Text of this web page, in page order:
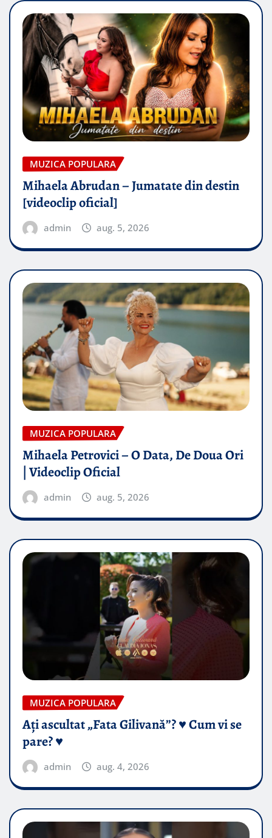
MUZICA POPULARA
Mihaela Abrudan – Jumatate din destin
[videoclip oficial]
admin aug. 5, 2026
MUZICA POPULARA
Mihaela Petrovici – O Data, De Doua Ori
| Videoclip Oficial
admin aug. 5, 2026
MUZICA POPULARA
Ați ascultat „Fata Gilivană”? ♥️ Cum vi se
pare? ♥️
admin aug. 4, 2026